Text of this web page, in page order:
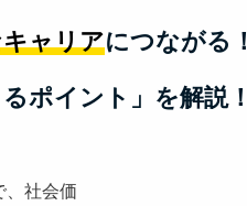
ャリアにつながる！
るポイント」を解説！
、社会価